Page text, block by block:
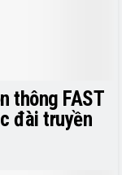
thông FAST
đài truyền